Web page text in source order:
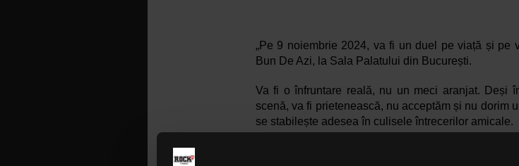
„⁠Pe 9 noiembrie 2024, va fi un duel pe viață și pe
Bun De Azi, la Sala Palatului din București.
⁠Va fi o înfruntare reală, nu un meci aranjat. Deși
scenă, va fi prietenească, nu acceptăm și nu dorim
se stabilește adesea în culisele întrecerilor amicale.